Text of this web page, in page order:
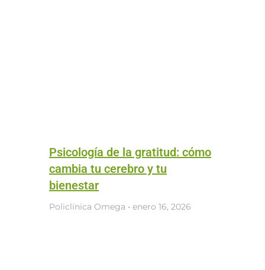
Psicología de la gratitud: cómo
cambia tu cerebro y tu
bienestar
Policlínica Omega enero 16, 2026